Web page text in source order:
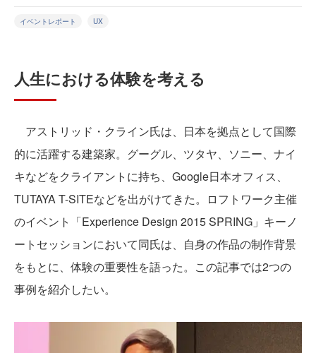
イベントレポート UX
人生における体験を考える
アストリッド・クライン氏は、日本を拠点として国際
的に活躍する建築家。グーグル、ツタヤ、ソニー、ナイ
キなどをクライアントに持ち、Google日本オフィス、
TUTAYA T-SITEなどを出がけてきた。ロフトワーク主催
のイベント「Experience Design 2015 SPRING」キーノ
ートセッションにおいて同氏は、自身の作品の制作背景
をもとに、体験の重要性を語った。この記事では2つの
事例を紹介したい。